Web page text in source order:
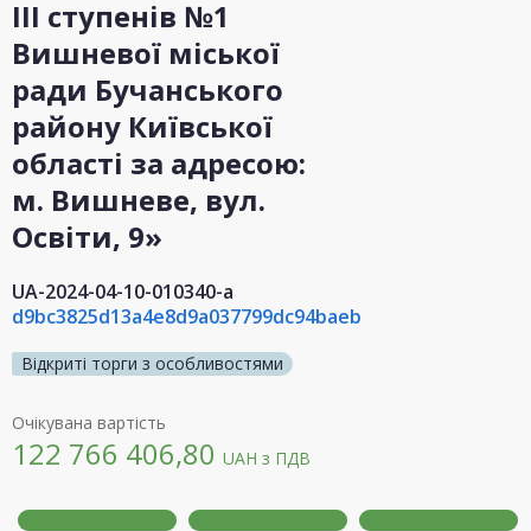
III ступенів №1
Вишневої міської
ради Бучанського
району Київської
області за адресою:
м. Вишневе, вул.
Освіти, 9»
UA-2024-04-10-010340-a
d9bc3825d13a4e8d9a037799dc94baeb
Відкриті торги з особливостями
Очікувана вартість
122 766 406,80 UAH з ПДВ